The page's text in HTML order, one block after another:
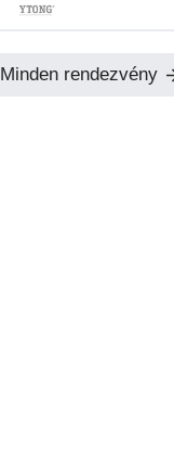
Minden rendezvény